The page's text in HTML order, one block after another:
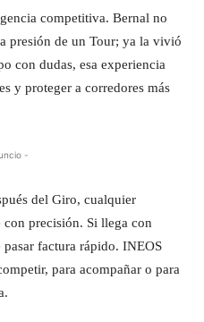
competitiva. Bernal no
presión de un Tour; ya la vivió
con dudas, esa experiencia
y proteger a corredores más
-
del Giro, cualquier
precisión. Si llega con
factura rápido. INEOS
para acompañar o para